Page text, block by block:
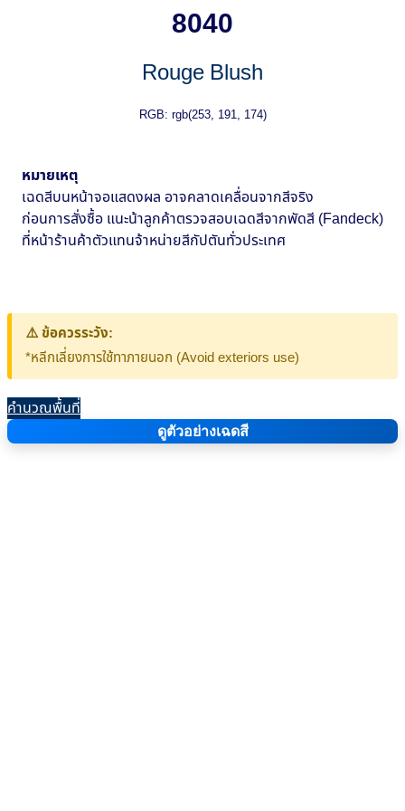
8040
Rouge Blush
RGB: rgb(253, 191, 174)
หมายเหตุ
เฉดสีบนหน้าจอแสดงผล อาจคลาดเคลื่อนจากสีจริง
ก่อนการสั่งซื้อ แนะน้าลูกค้าตรวจสอบเฉดสีจากพัดสี (Fandeck)
ที่หน้าร้านค้าตัวแทนจ้าหน่ายสีกัปตันทั่วประเทศ
⚠️ ข้อควรระวัง:
*หลีกเลี่ยงการใช้ทาภายนอก (Avoid exteriors use)
คำนวณพื้นที่
ดูตัวอย่างเฉดสี